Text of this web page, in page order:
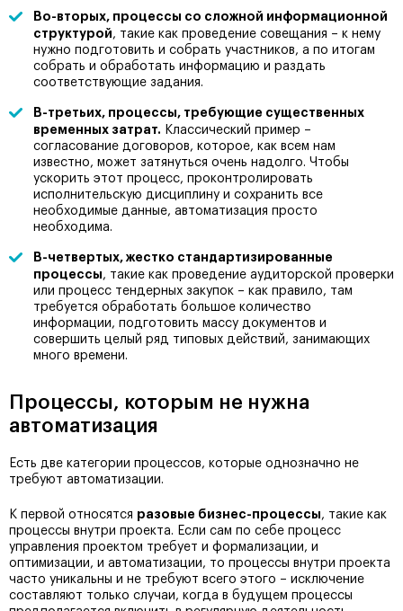
Во-вторых, процессы со сложной информационной
структурой, такие как проведение совещания – к нему
нужно подготовить и собрать участников, а по итогам
собрать и обработать информацию и раздать
соответствующие задания.
В-третьих, процессы, требующие существенных
временных затрат. Классический пример –
согласование договоров, которое, как всем нам
известно, может затянуться очень надолго. Чтобы
ускорить этот процесс, проконтролировать
исполнительскую дисциплину и сохранить все
необходимые данные, автоматизация просто
необходима.
В-четвертых, жестко стандартизированные
процессы, такие как проведение аудиторской проверки
или процесс тендерных закупок – как правило, там
требуется обработать большое количество
информации, подготовить массу документов и
совершить целый ряд типовых действий, занимающих
много времени.
Процессы, которым не нужна
автоматизация
Есть две категории процессов, которые однозначно не
требуют автоматизации.
К первой относятся разовые бизнес-процессы, такие как
процессы внутри проекта. Если сам по себе процесс
управления проектом требует и формализации, и
оптимизации, и автоматизации, то процессы внутри проекта
часто уникальны и не требуют всего этого – исключение
составляют только случаи, когда в будущем процессы